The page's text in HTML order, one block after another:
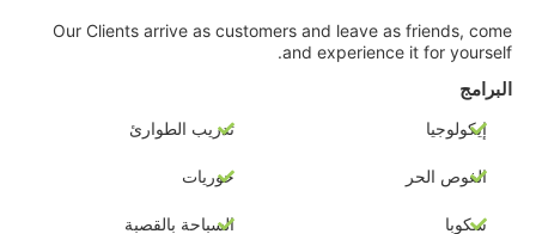
Our Clients arrive as customers and leave as friends, come
and experience it for yourself.
البرامج
إيكولوجيا تدريب الطوارئ
الغوص الحر حوريات
سكوبا السباحة بالقصبة